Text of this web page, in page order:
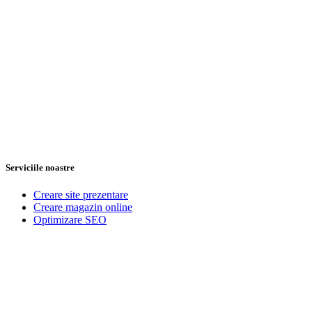
Serviciile noastre
Creare site prezentare
Creare magazin online
Optimizare SEO